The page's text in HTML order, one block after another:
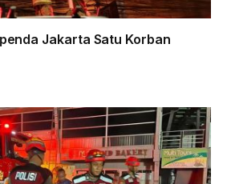
Jakarta Satu Korban